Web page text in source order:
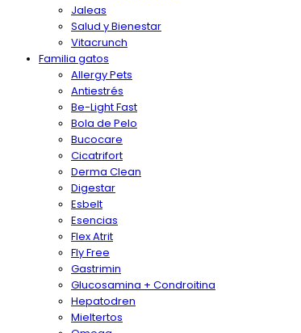
Jaleas
Salud y Bienestar
Vitacrunch
Familia gatos
Allergy Pets
Antiestrés
Be-Light Fast
Bola de Pelo
Bucocare
Cicatrifort
Derma Clean
Digestar
Esbelt
Esencias
Flex Atrit
Fly Free
Gastrimin
Glucosamina + Condroitina
Hepatodren
Mieltertos